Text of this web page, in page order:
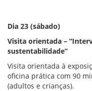
Dia 23 (sábado)
Visita orientada –
sustentabilidade”
Visita orientada à
oficina prática com 90
(adultos e crianças).